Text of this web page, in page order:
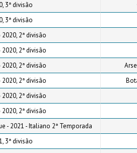
3ª divisão
3ª divisão
2ª divisão
2ª divisão
2ª divisão
2ª divisão
2ª divisão
2ª divisão
- 2021 - Italiano 2ª Temporada
3ª divisão